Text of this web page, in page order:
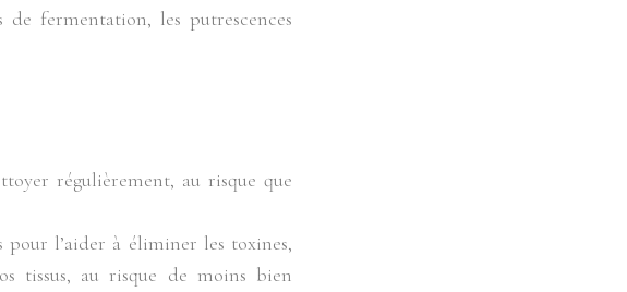
fermentation, les putrescences
régulièrement, au risque que
l’aider à éliminer les toxines,
tissus, au risque de moins bien